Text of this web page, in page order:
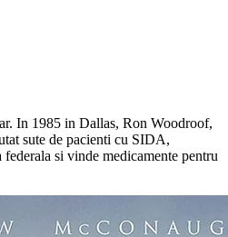
In 1985 in Dallas, Ron Woodroof,
sute de pacienti cu SIDA,
si vinde medicamente pentru